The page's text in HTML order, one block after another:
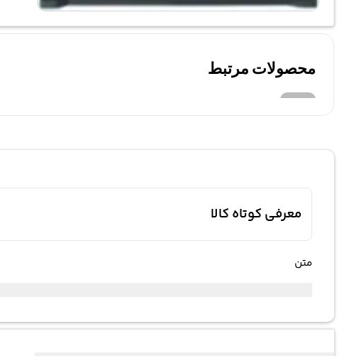
محصولات مرتبط
معرفی کوتاه کالا
متن